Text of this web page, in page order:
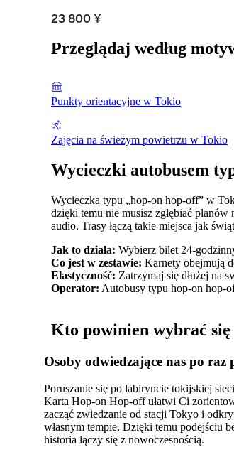
23 800 ¥
Przeglądaj według
Punkty orientacyjne w Tokio
Zajęcia na świeżym powietrzu w Tokio
Wycieczki autobusem
Wycieczka typu „hop-on hop-off” w
dzięki temu nie musisz zgłębiać
audio. Trasy łączą takie miejsca jak
Jak to działa: Wybierz bilet 24-
Co jest w zestawie: Karnety obejmują
Elastyczność: Zatrzymaj się dłużej na
Operator: Autobusy typu hop-on hop-
Kto powinien wybrać
Osoby odwiedzające nas po raz
Poruszanie się po labiryncie tokijskiej
Karta Hop-on Hop-off ułatwi Ci
zacząć zwiedzanie od stacji Tokyo i
własnym tempie. Dzięki temu podejściu
historia łączy się z nowoczesnością.